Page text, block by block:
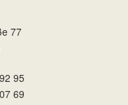
77
95
69